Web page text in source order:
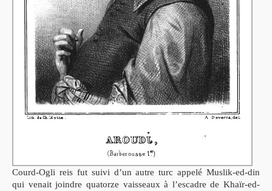
Courd-Ogli reis fut suivi d’un autre turc appelé Muslik-ed-din
qui venait joindre quatorze vaisseaux à l’escadre de Khaïr-ed-